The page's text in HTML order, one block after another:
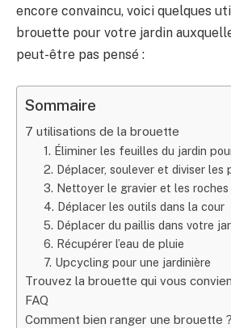
encore convaincu, voici quelques
brouette pour votre jardin
peut-être pas pensé :
Sommaire
7 utilisations de la brouette
1. Éliminer les feuilles du jardin
2. Déplacer, soulever et diviser les
3. Nettoyer le gravier et les
4. Déplacer les outils dans la cour
5. Déplacer du paillis dans votre
6. Récupérer l’eau de pluie
7. Upcycling pour une jardinière
Trouvez la brouette qui vous
FAQ
Comment bien ranger une brouette ?